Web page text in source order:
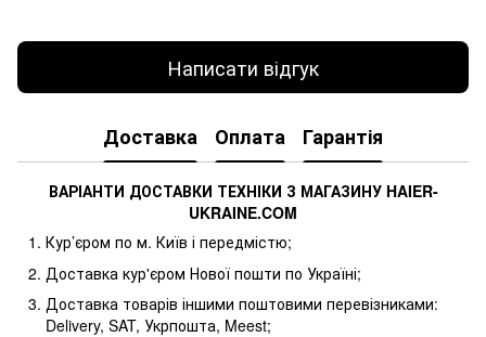
Написати відгук
Доставка Оплата Гарантія
ВАРІАНТИ ДОСТАВКИ ТЕХНІКИ З МАГАЗИНУ HAIER-
UKRAINE.COM
Кур’єром по м. Київ і передмістю;
Доставка кур'єром Нової пошти по Україні;
Доставка товарів іншими поштовими перевізниками:
Delivery, SAT, Укрпошта, Meest;